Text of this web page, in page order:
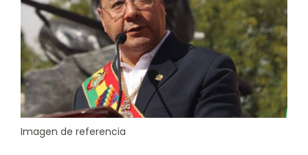
Imagen de referencia